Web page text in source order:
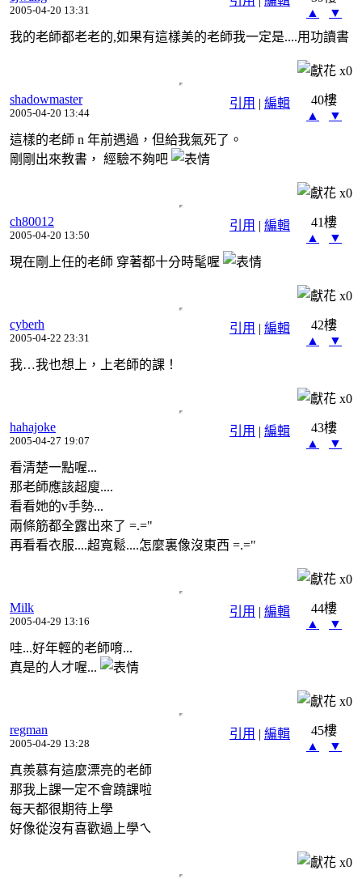
2005-04-20 13:31
▲
▼
我的老師都老老的,如果有這樣美的老師我一定是....用功讀書
x0
引用 | 編輯
shadowmaster
2005-04-20 13:44
40樓
▲
▼
這樣的老師 n 年前遇過，但給我氣死了。
剛剛出來教書， 經驗不夠吧
x0
引用 | 編輯
ch80012
2005-04-20 13:50
41樓
▲
▼
現在剛上任的老師 穿著都十分時髦喔
x0
引用 | 編輯
cyberh
2005-04-22 23:31
42樓
▲
▼
我…我也想上，上老師的課！
x0
引用 | 編輯
hahajoke
2005-04-27 19:07
43樓
▲
▼
看清楚一點喔...
那老師應該超廋....
看看她的v手勢...
兩條筋都全露出來了 =.="
再看看衣服....超寬鬆....怎麼裏像沒東西 =.="
x0
引用 | 編輯
Milk
2005-04-29 13:16
44樓
▲
▼
哇...好年輕的老師唷...
真是的人才喔...
x0
引用 | 編輯
regman
2005-04-29 13:28
45樓
▲
▼
真羨慕有這麼漂亮的老師
那我上課一定不會蹺課啦
每天都很期待上學
好像從沒有喜歡過上學ㄟ
x0